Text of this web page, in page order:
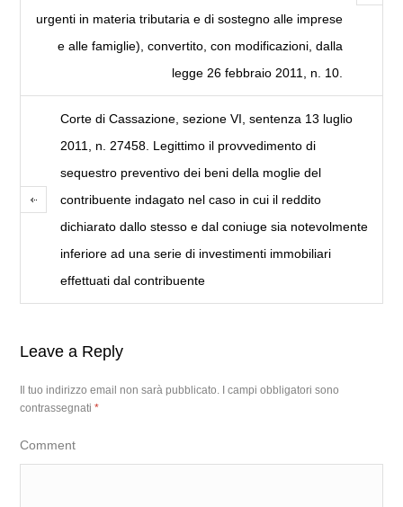
urgenti in materia tributaria e di sostegno alle imprese
e alle famiglie), convertito, con modificazioni, dalla
legge 26 febbraio 2011, n. 10.
Corte di Cassazione, sezione VI, sentenza 13 luglio
2011, n. 27458. Legittimo il provvedimento di
sequestro preventivo dei beni della moglie del
contribuente indagato nel caso in cui il reddito
dichiarato dallo stesso e dal coniuge sia notevolmente
inferiore ad una serie di investimenti immobiliari
effettuati dal contribuente
Leave a Reply
Il tuo indirizzo email non sarà pubblicato. I campi obbligatori sono
contrassegnati*
Comment